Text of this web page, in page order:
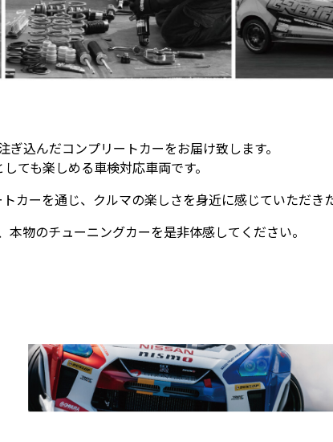
込んだコンプリートカーをお届け致します。
ても楽しめる車検対応車両です。
カーを通じ、クルマの楽しさを身近に感じていただきた
物のチューニングカーを是非体感してください。